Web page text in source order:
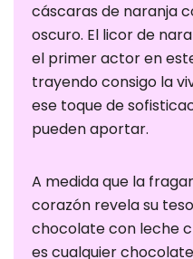
cáscaras de naranja
oscuro. El licor de
el primer actor en
trayendo consigo la
ese toque de
pueden aportar.
A medida que la
corazón revela su
chocolate con leche
es cualquier